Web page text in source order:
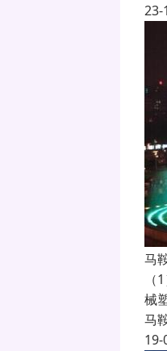
23-
马
械
马
19-